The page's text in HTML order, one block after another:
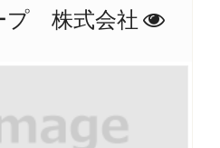
プ 株式会社